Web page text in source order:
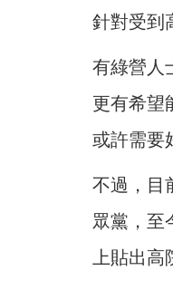
針對受到
有綠營人
更有希望
或許需要
不過，目
眾黨，至
上貼出高